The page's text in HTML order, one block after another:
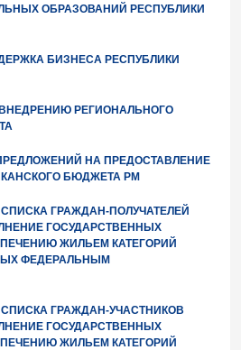
ОБРАЗОВАНИЙ РЕСПУБЛИКИ
БИЗНЕСА РЕСПУБЛИКИ
РЕГИОНАЛЬНОГО
НА ПРЕДОСТАВЛЕНИЕ
БЮДЖЕТА РМ
ГРАЖДАН-ПОЛУЧАТЕЛЕЙ
ГОСУДАРСТВЕННЫХ
ЖИЛЬЕМ КАТЕГОРИЙ
ФЕДЕРАЛЬНЫМ
ГРАЖДАН-УЧАСТНИКОВ
ГОСУДАРСТВЕННЫХ
ЖИЛЬЕМ КАТЕГОРИЙ